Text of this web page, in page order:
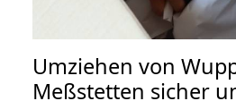
Umziehen von
Meßstetten sicher